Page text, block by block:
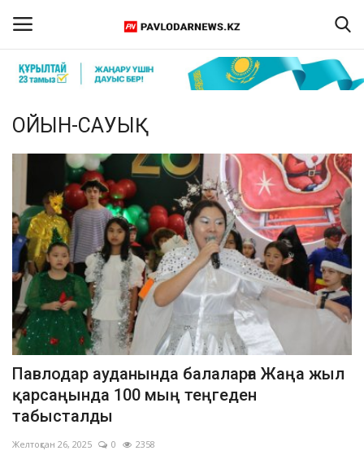
Тіркелу
Бізбен байланыс
ПАВЛОДАР ОБЛЫСЫ
ҚАЗАҚСТАН
ӘЛЕМ
Спорт
ОЙЫН-САУЫҚ
ОЙЫН-САУЫҚ
Павлодар ауданында балаларға Жаңа жыл
қарсаңында 100 мың теңгеден
табысталды
Желтоқсан 26, 2025 0 2358